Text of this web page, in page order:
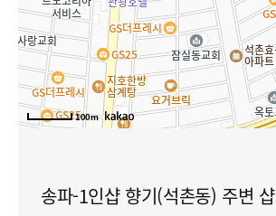
100m
송파-1인샵 향기(석촌동) 주변 샵